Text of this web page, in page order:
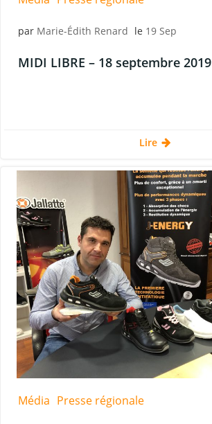
par Marie-Édith Renard le 19 Sep
MIDI LIBRE – 18 septembre 2019
Lire
Média Presse régionale